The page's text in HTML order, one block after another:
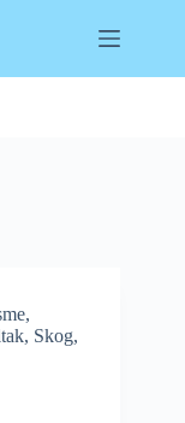
,
, Skog,